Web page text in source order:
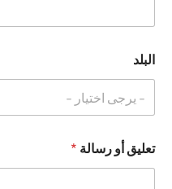
ك
ر
و
ن
ا
ب
البلد
- يرجى اختيار -
تعليق أو رسالة *